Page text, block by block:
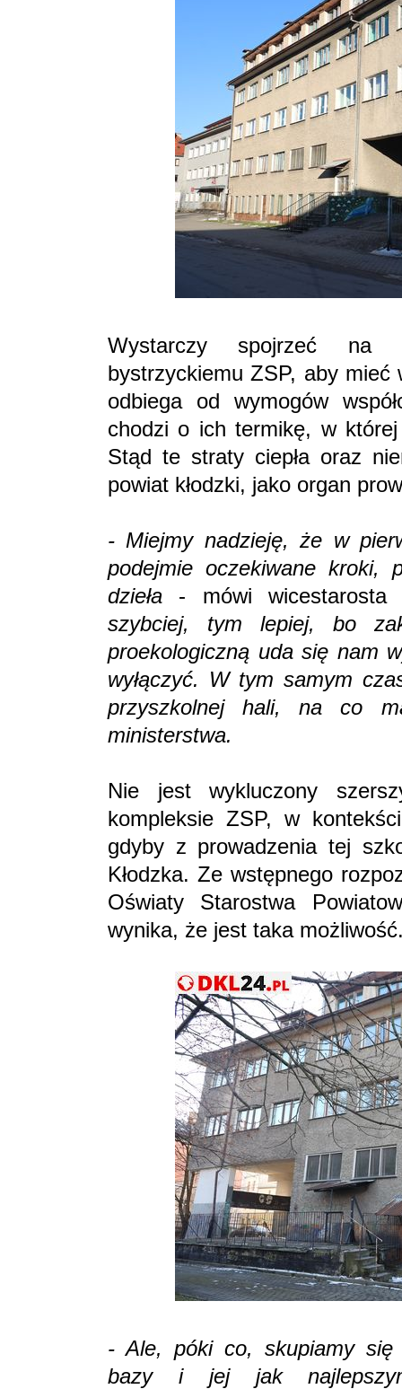
Wystarczy spojrzeć na
bystrzyckiemu ZSP, aby mieć
odbiega od wymogów
chodzi o ich termikę, w
Stąd te straty ciepła oraz
powiat kłodzki, jako organ
- Miejmy nadzieję, że w
podejmie oczekiwane
dzieła - mówi wicestarosta
szybciej, tym lepiej, bo
proekologiczną uda się nam
wyłączyć. W tym samym
przyszkolnej hali, na co
ministerstwa.
Nie jest wykluczony
kompleksie ZSP, w
gdyby z prowadzenia tej
Kłodzka. Ze wstępnego
Oświaty Starostwa
wynika, że jest taka
- Ale, póki co, skupiamy się
bazy i jej jak